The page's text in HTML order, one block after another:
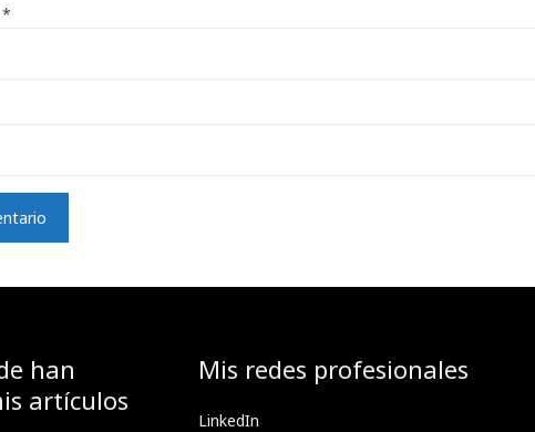
*
han
artículos
Mis redes profesionales
LinkedIn